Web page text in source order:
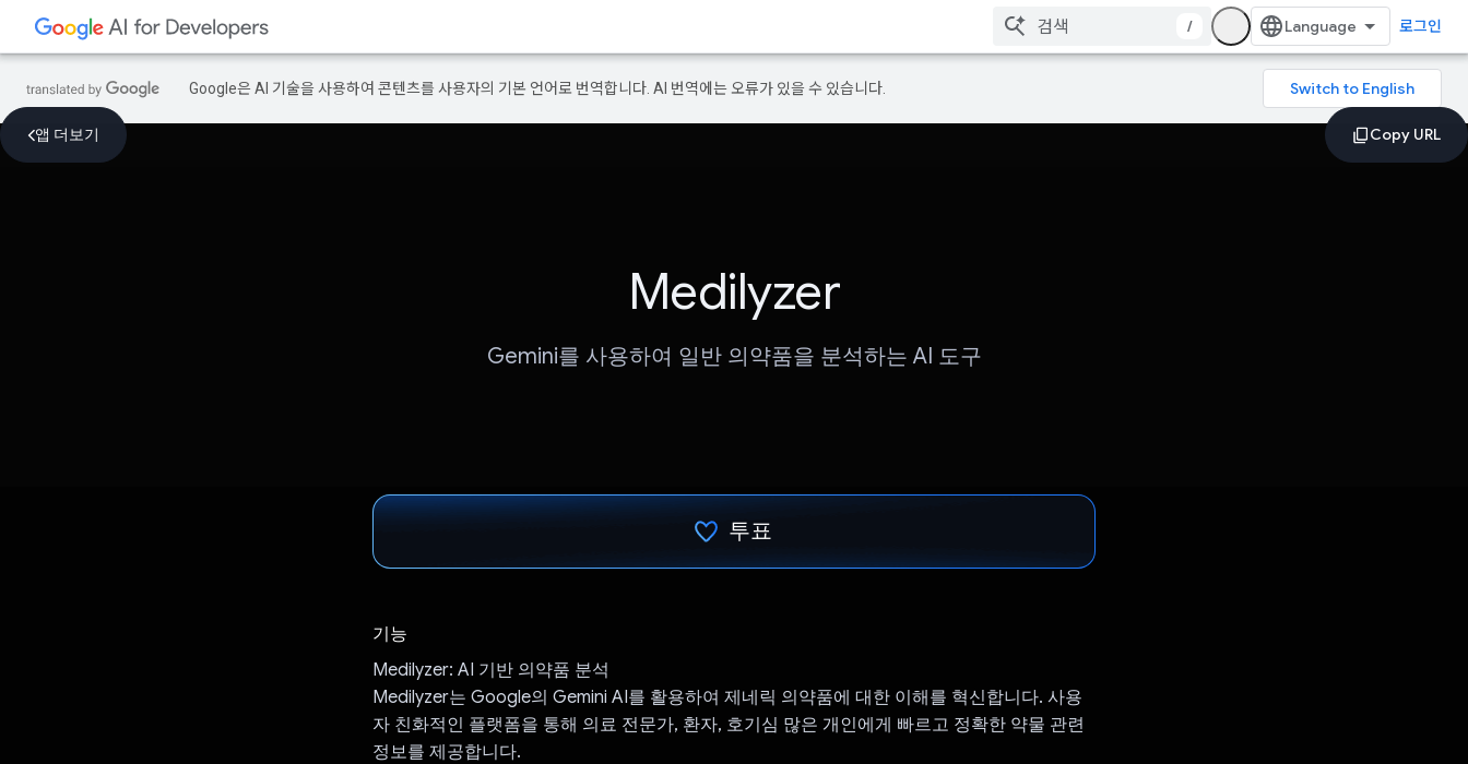
/ 로그인
Google은 AI 기술을 사용하여 콘텐츠를 사용자의 기본 언어로 번역합니다. AI 번역에는 오류가 있을 수 있습니다.
앱 더보기
Medilyzer
Gemini를 사용하여 일반 의약품을 분석하는 AI 도구
투표
기능
Medilyzer: AI 기반 의약품 분석
Medilyzer는 Google의 Gemini AI를 활용하여 제네릭 의약품에 대한 이해를 혁신합니다. 사용
자 친화적인 플랫폼을 통해 의료 전문가, 환자, 호기심 많은 개인에게 빠르고 정확한 약물 관련
정보를 제공합니다.